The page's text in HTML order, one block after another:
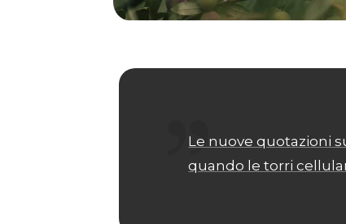
Le nuove quotazioni
quando le torri